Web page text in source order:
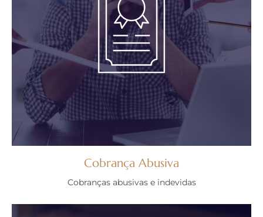
Cobrança Abusiva
Cobranças abusivas e indevidas